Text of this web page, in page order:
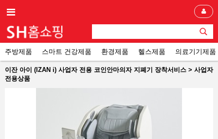
주방제품 스마트 건강제품 환경제품 헬스제품 의료기기제품
이잔 아이 (IZAN i) 사업자 전용 코인안마의자 지폐기 장착서비스 > 사업자
전용상품